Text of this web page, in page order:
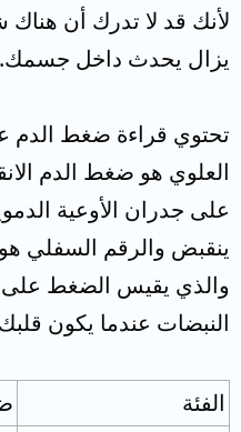
لأنك قد لا تدرك أن هناك
يزال يحدث داخل جسمك.
تحتوي قراءة ضغط الدم
العلوي هو ضغط الدم
على جدران الأوعية
ينقبض والرقم السفلي
والذي يقيس الضغط على
النبضات عندما يكون
الفئة